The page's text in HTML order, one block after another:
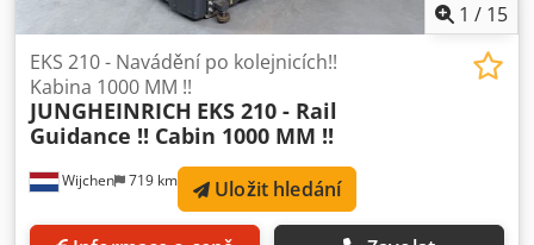
1 / 15
Wijchen 719 km
EKS 210 - Navádění po kolejnicích!!
Kabina 1000 MM !!
JUNGHEINRICH EKS 210 - Rail
Guidance !! Cabin 1000 MM !!
Uložit hledání